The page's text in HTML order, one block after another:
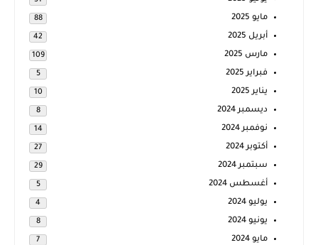
مايو 2025 88
أبريل 2025 42
مارس 2025 109
فبراير 2025 5
يناير 2025 10
ديسمبر 2024 8
نوفمبر 2024 14
أكتوبر 2024 27
سبتمبر 2024 29
أغسطس 2024 5
يوليو 2024 4
يونيو 2024 8
مايو 2024 7